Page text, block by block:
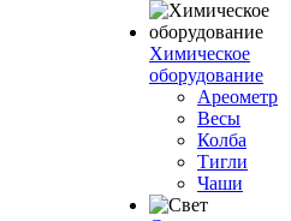
Химическое
оборудование
Ареометр
Весы
Колба
Тигли
Чаши